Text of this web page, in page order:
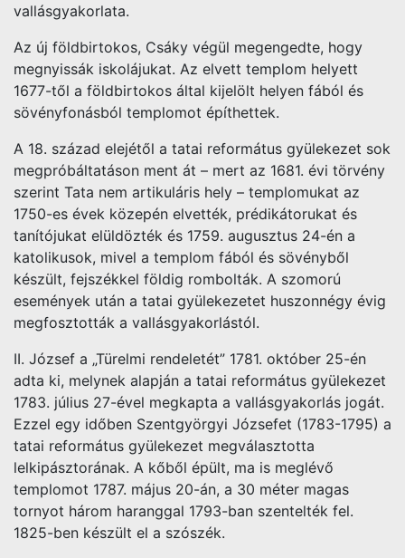
vallásgyakorlata.
Az új földbirtokos, Csáky végül megengedte, hogy
megnyissák iskolájukat. Az elvett templom helyett
1677-től a földbirtokos által kijelölt helyen fából és
sövényfonásból templomot építhettek.
A 18. század elejétől a tatai református gyülekezet sok
megpróbáltatáson ment át – mert az 1681. évi törvény
szerint Tata nem artikuláris hely – templomukat az
1750-es évek közepén elvették, prédikátorukat és
tanítójukat elüldözték és 1759. augusztus 24-én a
katolikusok, mivel a templom fából és sövényből
készült, fejszékkel földig rombolták. A szomorú
események után a tatai gyülekezetet huszonnégy évig
megfosztották a vallásgyakorlástól.
II. József a „Türelmi rendeletét” 1781. október 25-én
adta ki, melynek alapján a tatai református gyülekezet
1783. július 27-ével megkapta a vallásgyakorlás jogát.
Ezzel egy időben Szentgyörgyi Józsefet (1783-1795) a
tatai református gyülekezet megválasztotta
lelkipásztorának. A kőből épült, ma is meglévő
templomot 1787. május 20-án, a 30 méter magas
tornyot három haranggal 1793-ban szentelték fel.
1825-ben készült el a szószék.